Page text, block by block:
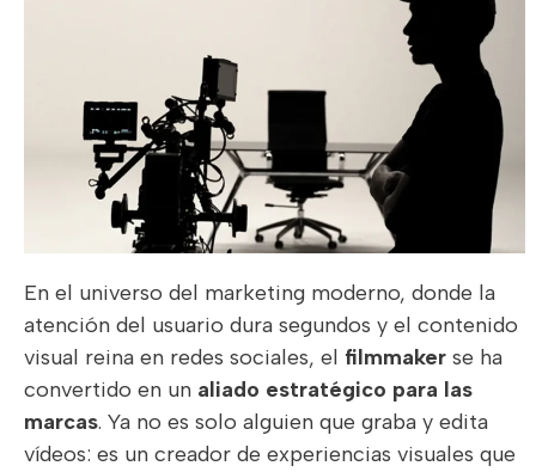
En el universo del marketing moderno, donde la
atención del usuario dura segundos y el contenido
visual reina en redes sociales, el filmmaker se ha
convertido en un aliado estratégico para las
marcas. Ya no es solo alguien que graba y edita
vídeos: es un creador de experiencias visuales que